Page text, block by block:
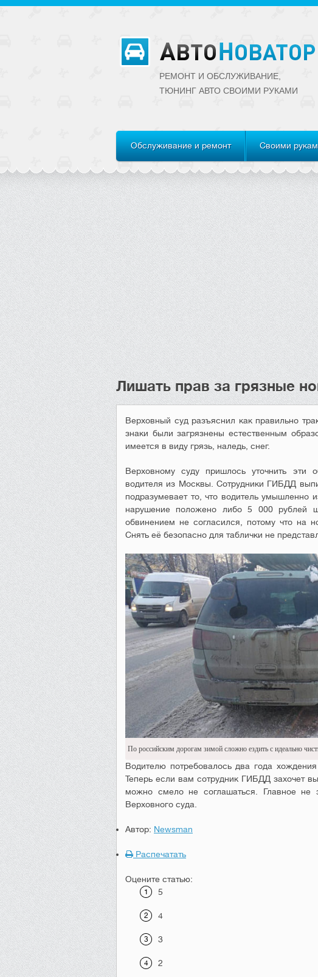
РЕМОНТ И ОБСЛУЖИВАНИЕ,
ТЮНИНГ АВТО CВОИМИ РУКАМИ
Обслуживание и ремонт Своими
Лишать прав за грязные
Верховный суд разъяснил как правильно
знаки были загрязнены естественным
имеется в виду грязь, наледь, снег.
Верховному суду пришлось уточнить эти
водителя из Москвы. Сотрудники ГИБДД
подразумевает то, что водитель умышленно
нарушение положено либо 5 000 рублей
обвинением не согласился, потому что на
Снять её безопасно для таблички не
По российским дорогам зимой сложно ездить с идеально
Водителю потребовалось два года
Теперь если вам сотрудник ГИБДД захочет
можно смело не соглашаться. Главное не
Верховного суда.
Автор: Newsman
Распечатать
Оцените статью:
5
4
3
2